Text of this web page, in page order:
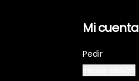
Mi cuenta
Pedir